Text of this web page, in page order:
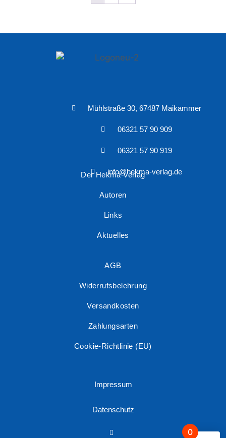
Mühlstraße 30, 67487 Maikammer
06321 57 90 909
06321 57 90 919
info@hekma-verlag.de
Der Hekma Verlag
Autoren
Links
Aktuelles
AGB
Widerrufsbelehrung
Versandkosten
Zahlungsarten
Cookie-Richtlinie (EU)
Impressum
Datenschutz
0